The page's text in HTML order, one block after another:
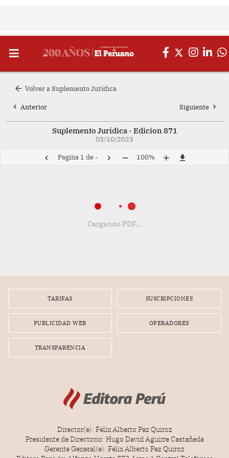
arrow_back Volver a Suplemento Jurídica
chevron_left Anterior Siguiente chevron_right
Suplemento Jurídica - Edicion 871
03/10/2023
chevron_left Pagina 1 de- chevron_right remove 100% add file_download
Cargando PDF...
TARIFAS SUSCRIPCIONES
PUBLICIDAD WEB OPERADORES
TRANSPARENCIA
Director(e): Félix Alberto Paz Quiroz
Presidente de Directorio: Hugo David Aguirre Castañeda
Gerente General(e): Félix Alberto Paz Quiroz